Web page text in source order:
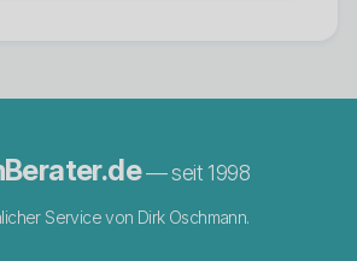
— seit 1998
Service von Dirk Oschmann.